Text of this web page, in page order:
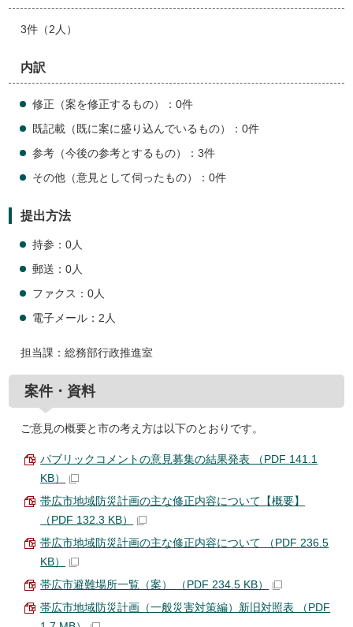
3件（2人）
内訳
修正（案を修正するもの）：0件
既記載（既に案に盛り込んでいるもの）：0件
参考（今後の参考とするもの）：3件
その他（意見として伺ったもの）：0件
提出方法
持参：0人
郵送：0人
ファクス：0人
電子メール：2人
担当課：総務部行政推進室
案件・資料
ご意見の概要と市の考え方は以下のとおりです。
パブリックコメントの意見募集の結果発表 （PDF 141.1
KB）
帯広市地域防災計画の主な修正内容について【概要】
（PDF 132.3 KB）
帯広市地域防災計画の主な修正内容について （PDF 236.5
KB）
帯広市避難場所一覧（案） （PDF 234.5 KB）
帯広市地域防災計画（一般災害対策編）新旧対照表 （PDF